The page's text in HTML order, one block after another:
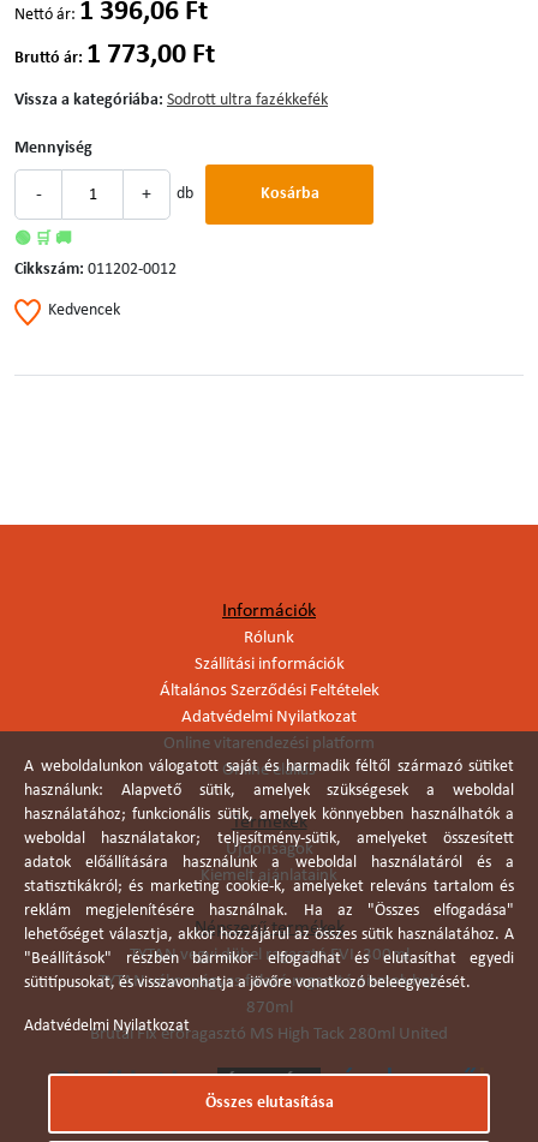
Nettó ár: 1 396,06 Ft
Bruttó ár: 1 773,00 Ft
Vissza a kategóriába: Sodrott ultra fazékkefék
Mennyiség
- + db Kosárba
🟢 🛒 🚚
Cikkszám: 011202-0012
Kedvencek
Információk
Rólunk
Szállítási információk
Általános Szerződési Feltételek
Adatvédelmi Nyilatkozat
Online vitarendezési platform
Online elállás
Termékek
Újdonságok
Kiemelt ajánlataink
Népszerű termékek
TYTAN vegyi dübel ragasztó EVI. 300ml
TYTAN vékonyágyas falazó ragasztó pisztolyhab
870ml
Brutál Fix erőragasztó MS High Tack 280ml United
A weboldalunkon válogatott saját és harmadik féltől származó sütiket
használunk: Alapvető sütik, amelyek szükségesek a weboldal
használatához; funkcionális sütik, amelyek könnyebben használhatók a
weboldal használatakor; teljesítmény-sütik, amelyeket összesített
adatok előállítására használunk a weboldal használatáról és a
statisztikákról; és marketing cookie-k, amelyeket releváns tartalom és
reklám megjelenítésére használnak. Ha az "Összes elfogadása"
lehetőséget választja, akkor hozzájárul az összes sütik használatához. A
"Beállítások" részben bármikor elfogadhat és elutasíthat egyedi
sütitípusokat, és visszavonhatja a jövőre vonatkozó beleegyezését.
Adatvédelmi Nyilatkozat
Összes elutasítása